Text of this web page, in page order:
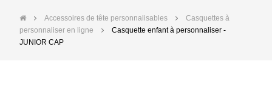
Accessoires de tête personnalisables
Casquettes à
personnaliser en ligne
Casquette enfant à personnaliser -
JUNIOR CAP